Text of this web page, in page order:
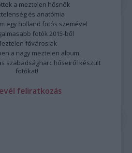
a meztelen hősnők
és anatómia
egy holland fotós szemével
fotók 2015-ből
fővárosiak
a nagy meztelen album
szabadságharc hőseiről készült
fotókat!
feliratkozás